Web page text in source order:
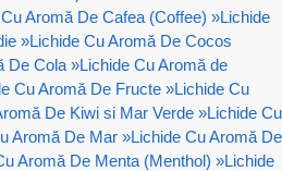
Aromă De Cafea (Coffee) »Lichide
»Lichide Cu Aromă De Cocos
De Cola »Lichide Cu Aromă de
Cu Aromă De Fructe »Lichide Cu
De Kiwi si Mar Verde »Lichide Cu
Aromă De Mar »Lichide Cu Aromă De
Aromă De Menta (Menthol) »Lichide